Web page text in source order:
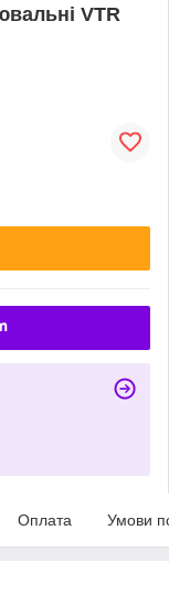
VTR
Оплата Умови